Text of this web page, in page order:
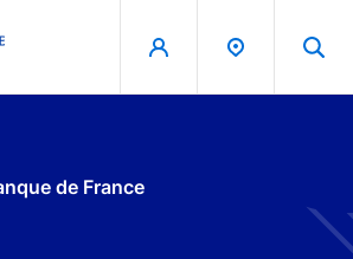
Principal
de France